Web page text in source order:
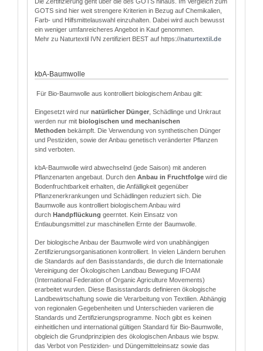
GOTS sind hier weit strengere Kriterien in Bezug auf Chemikalien,
Farb- und Hilfsmittelauswahl einzuhalten. Dabei wird auch bewusst
ein weniger umfanreicheres Angebot in Kauf genommen.
Mehr zu Naturtextil IVN zertifiziert BEST auf https://naturtextil.de
kbA-Baumwolle
Für Bio-Baumwolle aus kontrolliert biologischem Anbau gilt:
Eingesetzt wird nur natürlicher Dünger , Schädlinge und Unkraut
werden nur mit biologischen und mechanischen
Methoden bekämpft. Die Verwendung von synthetischen Dünger
und Pestiziden, sowie der Anbau genetisch veränderter Pflanzen
sind verboten.
kbA-Baumwolle wird abwechselnd (jede Saison) mit anderen
Pflanzenarten angebaut. Durch den Anbau in Fruchtfolge wird die
Bodenfruchtbarkeit erhalten, die Anfälligkeit gegenüber
Pflanzenerkrankungen und Schädlingen reduziert sich. Die
Baumwolle aus kontrolliert biologischem Anbau wird
durch Handpflückung geerntet. Kein Einsatz von
Entlaubungsmittel zur maschinellen Ernte der Baumwolle.
Der biologische Anbau der Baumwolle wird von unabhängigen
Zertifizierungsorganisationen kontrolliert. In vielen Ländern beruhen
die Standards auf den Basisstandards, die durch die Internationale
Vereinigung der Ökologischen Landbau Bewegung IFOAM
(International Federation of Organic Agriculture Movements)
erarbeitet wurden. Diese Basisstandards definieren ökologische
Landbewirtschaftung sowie die Verarbeitung von Textilien. Abhängig
von regionalen Gegebenheiten und Unterschieden variieren die
Standards und Zertifizierungsprogramme. Noch gibt es keinen
einheitlichen und international gültigen Standard für Bio-Baumwolle,
obgleich die Grundprinzipien des ökologischen Anbaus wie bspw.
das Verbot von Pestiziden- und Düngemitteleinsatz sowie das